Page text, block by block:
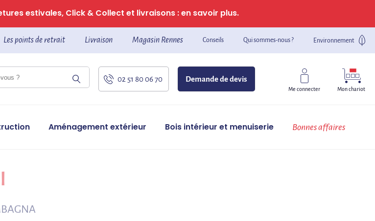
estivales, Click & Collect et livraisons : en savoir plus.
Les points de retrait Livraison Magasin Rennes Conseils Qui sommes-nous ? Environnement
02 51 80 06 70 Demande de devis
Me connecter Mon chariot
Aménagement extérieur Bois intérieur et menuiserie Bonnes affaires